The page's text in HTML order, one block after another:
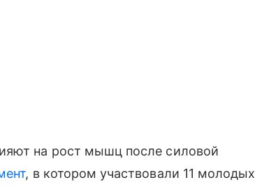
на рост мышц после силовой
, в котором участвовали 11 молодых